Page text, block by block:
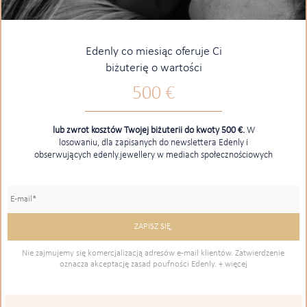
Edenly co miesiąc oferuje Ci
biżuterię o wartości
500 €
lub zwrot kosztów Twojej biżuterii do kwoty 500 €.W
losowaniu, dla zapisanych do newslettera Edenly i
obserwujących edenly.jewellery w mediach społecznościowych
Nie zajmujemy się komercjalizacją adresów e-mail klientów. Zatwierdzenie
oznacza akceptację zasad poufności Edenly. + więcej